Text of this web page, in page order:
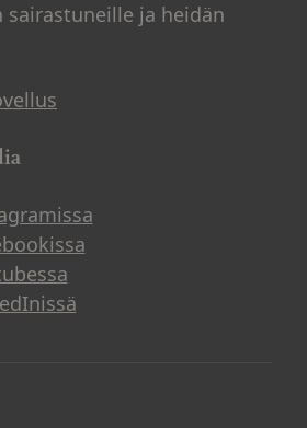
sairastuneille ja heidän
ikkunaan